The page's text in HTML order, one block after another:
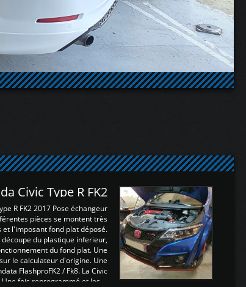
Civic Type R FK2
R FK2 2017 Pose échangeur
pièces se montent très
et l'imposant fond plat déposé.
du plastique inferieur,
du fond plat. Une
le calculateur d'origine. Une
FlashproFK2 / Fk8. La Civic
fois reprogrammé et les ...